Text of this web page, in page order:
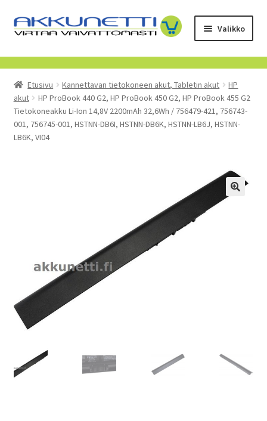
Siirry
navigointiin
Siirry
sisältöön
Valikko
Kauppa
Tietoa meistä
Yrityksille
Etusivu Kannettavan tietokoneen akut, Tabletin akut
HP
akut
HP ProBook 440 G2, HP ProBook 450 G2, HP ProBook 455 G2
Tietokoneakku Li-Ion 14,8V 2200mAh 32,6Wh / 756479-421, 756743-
001, 756745-001, HSTNN-DB6I, HSTNN-DB6K, HSTNN-LB6J, HSTNN-
LB6K, VI04